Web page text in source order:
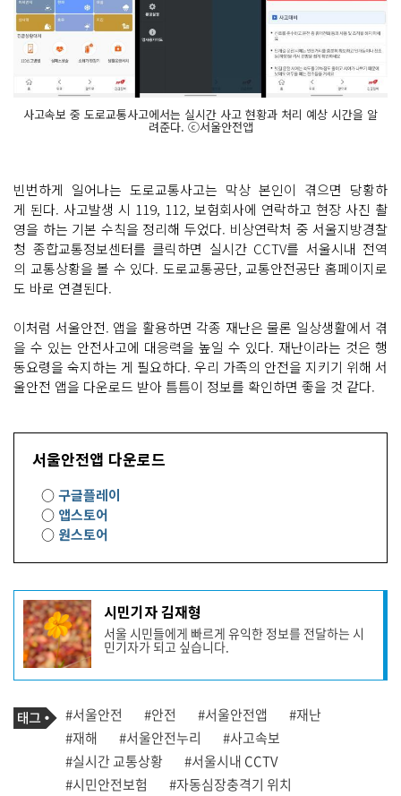
사고속보 중 도로교통사고에서는 실시간 사고 현황과 처리 예상 시간을 알
려준다. ⓒ서울안전앱
빈번하게 일어나는 도로교통사고는 막상 본인이 겪으면 당황하
게 된다. 사고발생 시 119, 112, 보험회사에 연락하고 현장 사진 촬
영을 하는 기본 수칙을 정리해 두었다. 비상연락처 중 서울지방경찰
청 종합교통정보센터를 클릭하면 실시간 CCTV를 서울시내 전역
의 교통상황을 볼 수 있다. 도로교통공단, 교통안전공단 홈페이지로
도 바로 연결된다.
이처럼 서울안전. 앱을 활용하면 각종 재난은 물론 일상생활에서 겪
을 수 있는 안전사고에 대응력을 높일 수 있다. 재난이라는 것은 행
동요령을 숙지하는 게 필요하다. 우리 가족의 안전을 지키기 위해 서
울안전 앱을 다운로드 받아 틈틈이 정보를 확인하면 좋을 것 같다.
서울안전앱 다운로드
○구글플레이
○ 앱스토어
○ 원스토어
기
사
작
성
자
프
필
시민기자 김재형
서울 시민들에게 빠르게 유익한 정보를 전달하는 시
민기자가 되고 싶습니다.
기
사
관
련
태
그
태
그
#서울안전 #안전 #서울안전앱
#재난
#재해
#서울안전누리
#사고속보
#실시간 교통상황
#서울시내 CCTV
#시민안전보험
#자동심장충격기 위치